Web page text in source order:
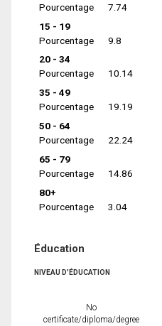
Pourcentage
7.74
15 - 19
Pourcentage
9.8
20 - 34
Pourcentage
10.14
35 - 49
Pourcentage
19.19
50 - 64
Pourcentage
22.24
65 - 79
Pourcentage
14.86
80+
Pourcentage
3.04
Éducation
NIVEAU D'ÉDUCATION
No
certificate/diploma/degree